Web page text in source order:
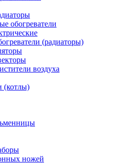
обогреватели
(радиаторы)
воздуха
(котлы)
ножей